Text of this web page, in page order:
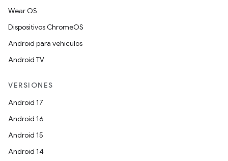
Wear OS
Dispositivos ChromeOS
Android para vehículos
Android TV
VERSIONES
Android 17
Android 16
Android 15
Android 14